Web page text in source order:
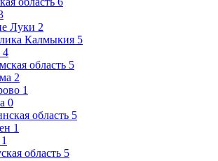
Луки 2
Калмыкия 5
4
область 5
2
1
0
область 5
1
1
область 5